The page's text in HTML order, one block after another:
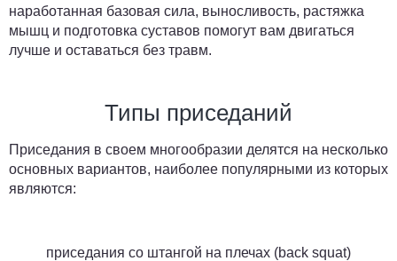
наработанная базовая сила, выносливость, растяжка
мышц и подготовка суставов помогут вам двигаться
лучше и оставаться без травм.
Типы приседаний
Приседания в своем многообразии делятся на несколько
основных вариантов, наиболее популярными из которых
являются:
приседания со штангой на плечах (back squat)